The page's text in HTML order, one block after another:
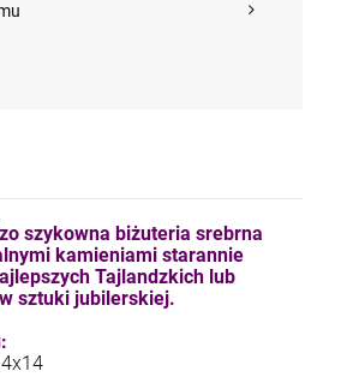
szykowna biżuteria srebrna
kamieniami starannie
Tajlandzkich lub
sztuki jubilerskiej.